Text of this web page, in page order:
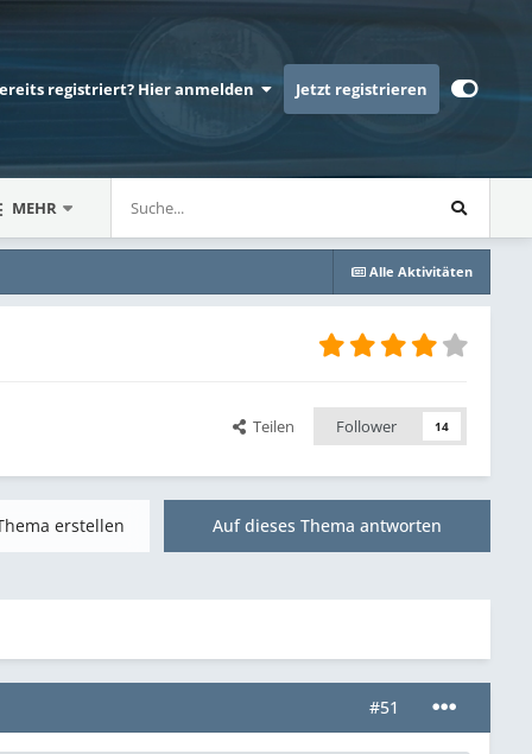
registriert? Hier anmelden Jetzt registrieren
MEHR
Alle Aktivitäten
Teilen Follower 14
Auf dieses Thema antworten
erstellen
#51